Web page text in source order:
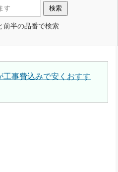
半の品番で検索
工事費込みで安くおすす